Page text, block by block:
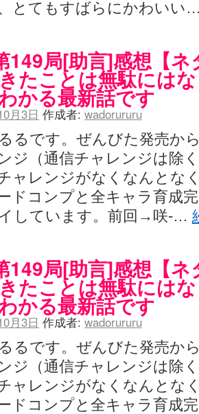
とてもすばらにかわい
149局[助言]感想【
たことは無駄には
かる最新話です
月3日 作成者: wadorururu
るです。ぜんびた発売か
ジ（通信チャレンジは除
ャレンジがなくなんとな
ドコンプと全キャラ育成
しています。前回→咲-…
149局[助言]感想【
たことは無駄には
かる最新話です
月3日 作成者: wadorururu
るです。ぜんびた発売か
ジ（通信チャレンジは除
ャレンジがなくなんとな
ドコンプと全キャラ育成